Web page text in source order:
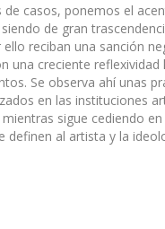
casos, ponemos el
de gran
reciban una sanción
creciente
Se observa ahí unas
en las instituciones
sigue cediendo
al artista y la